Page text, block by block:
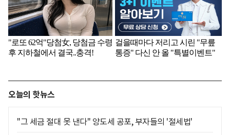
오늘의 핫뉴스
"그 세금 절대 못 낸다" 양도세 공포, 부자들의 '절세법'